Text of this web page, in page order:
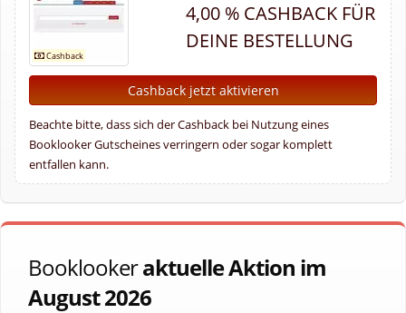
4,00 % CASHBACK FÜR
DEINE BESTELLUNG
Cashback jetzt aktivieren
Beachte bitte, dass sich der Cashback bei Nutzung eines
Booklooker Gutscheines verringern oder sogar komplett
entfallen kann.
Booklookeraktuelle Aktion im
August 2026